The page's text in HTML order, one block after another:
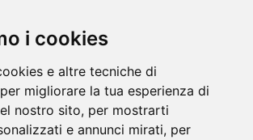
i cookies
e altre tecniche di
migliorare la tua esperienza di
nostro sito, per mostrarti
e annunci mirati, per